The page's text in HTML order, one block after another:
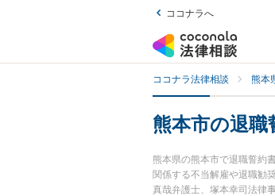
ココナラへ
ココナラ法律相談 熊本
熊本市の退
熊本県の熊本市で退職誓約
関係する不当解雇や退職勧
真哉弁護士、塚本幸司法律